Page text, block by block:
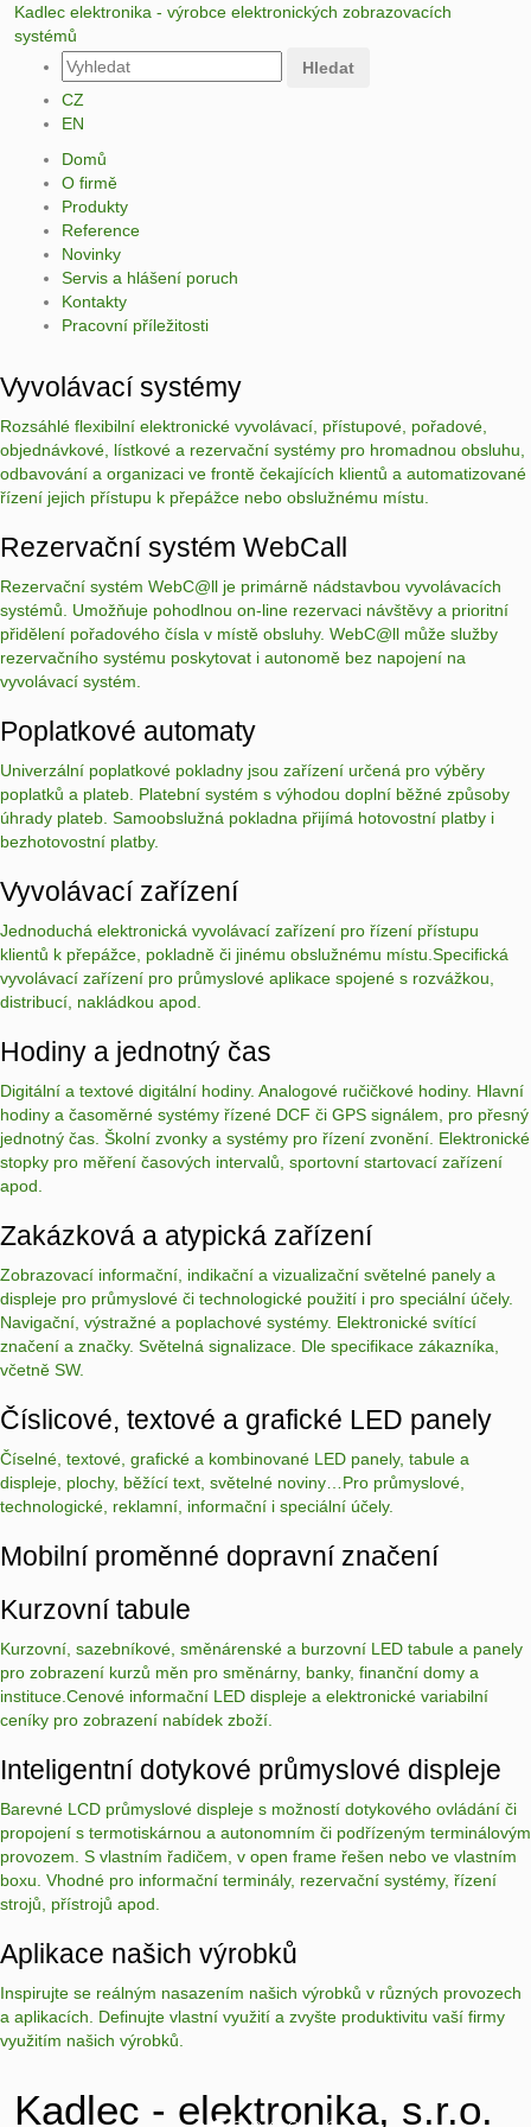
Kadlec elektronika - výrobce elektronických zobrazovacích
systémů
Hledat
CZ
EN
Domů
O firmě
Produkty
Reference
Novinky
Servis a hlášení poruch
Kontakty
Pracovní příležitosti
Vyvolávací systémy
Rozsáhlé flexibilní elektronické vyvolávací, přístupové, pořadové,
objednávkové, lístkové a rezervační systémy pro hromadnou obsluhu,
odbavování a organizaci ve frontě čekajících klientů a automatizované
řízení jejich přístupu k přepážce nebo obslužnému místu.
Rezervační systém WebCall
Rezervační systém WebC@ll je primárně nádstavbou vyvolávacích
systémů. Umožňuje pohodlnou on-line rezervaci návštěvy a prioritní
přidělení pořadového čísla v místě obsluhy. WebC@ll může služby
rezervačního systému poskytovat i autonomě bez napojení na
vyvolávací systém.
Poplatkové automaty
Univerzální poplatkové pokladny jsou zařízení určená pro výběry
poplatků a plateb. Platební systém s výhodou doplní běžné způsoby
úhrady plateb. Samoobslužná pokladna přijímá hotovostní platby i
bezhotovostní platby.
Vyvolávací zařízení
Jednoduchá elektronická vyvolávací zařízení pro řízení přístupu
klientů k přepážce, pokladně či jinému obslužnému místu.Specifická
vyvolávací zařízení pro průmyslové aplikace spojené s rozvážkou,
distribucí, nakládkou apod.
Hodiny a jednotný čas
Digitální a textové digitální hodiny. Analogové ručičkové hodiny. Hlavní
hodiny a časoměrné systémy řízené DCF či GPS signálem, pro přesný
jednotný čas. Školní zvonky a systémy pro řízení zvonění. Elektronické
stopky pro měření časových intervalů, sportovní startovací zařízení
apod.
Zakázková a atypická zařízení
Zobrazovací informační, indikační a vizualizační světelné panely a
displeje pro průmyslové či technologické použití i pro speciální účely.
Navigační, výstražné a poplachové systémy. Elektronické svítící
značení a značky. Světelná signalizace. Dle specifikace zákazníka,
včetně SW.
Číslicové, textové a grafické LED panely
Číselné, textové, grafické a kombinované LED panely, tabule a
displeje, plochy, běžící text, světelné noviny…Pro průmyslové,
technologické, reklamní, informační i speciální účely.
Mobilní proměnné dopravní značení
Kurzovní tabule
Kurzovní, sazebníkové, směnárenské a burzovní LED tabule a panely
pro zobrazení kurzů měn pro směnárny, banky, finanční domy a
instituce.Cenové informační LED displeje a elektronické variabilní
ceníky pro zobrazení nabídek zboží.
Inteligentní dotykové průmyslové displeje
Barevné LCD průmyslové displeje s možností dotykového ovládání či
propojení s termotiskárnou a autonomním či podřízeným terminálovým
provozem. S vlastním řadičem, v open frame řešen nebo ve vlastním
boxu. Vhodné pro informační terminály, rezervační systémy, řízení
strojů, přístrojů apod.
Aplikace našich výrobků
Inspirujte se reálným nasazením našich výrobků v různých provozech
a aplikacích. Definujte vlastní využití a zvyšte produktivitu vaší firmy
využitím našich výrobků.
Kadlec - elektronika, s.r.o.
Vyvolávací systémy